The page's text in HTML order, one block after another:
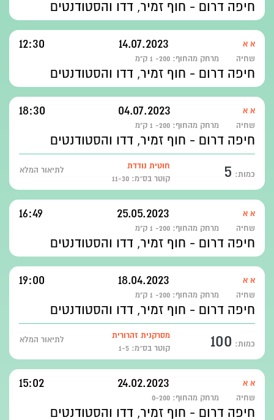
חיפה דרום - חוף זמיר, דדו והסטודנטים
א א 14.07.2023
12:30
שחיה מרחק מהחוף: 200- 1 ק"מ
חיפה דרום - חוף זמיר, דדו והסטודנטים
א א 04.07.2023
18:30
שחיה מרחק מהחוף: 200- 1 ק"מ
חיפה דרום - חוף זמיר, דדו והסטודנטים
כמות: 5
חוטית נודדת
קוטר בס״מ: 11-30
לתיאור המלא
א א 25.05.2023
16:49
שחיה מרחק מהחוף: 200- 1 ק"מ
חיפה דרום - חוף זמיר, דדו והסטודנטים
א א 18.04.2023
19:00
שחיה מרחק מהחוף: 200- 1 ק"מ
חיפה דרום - חוף זמיר, דדו והסטודנטים
כמות: 100
מסרקנית זהרורית
קוטר בס״מ: 1-5
לתיאור המלא
א א 24.02.2023
15:02
שחיה מרחק מהחוף: 0-200
חיפה דרום - חוף זמיר, דדו והסטודנטים